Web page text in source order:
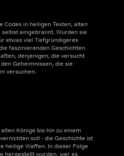
Codes in heiligen Texten, alten
eingebrannt. Wurden sie
etwas viel Tiefgründigeres
faszinierenden Geschichten
denjenigen, die versucht
Geheimnissen, die sie
versuchen.
Könige bis hin zu einem
soll - die Geschichte ist
heilige Waffen. In dieser Folge
hergestellt wurden, wer es